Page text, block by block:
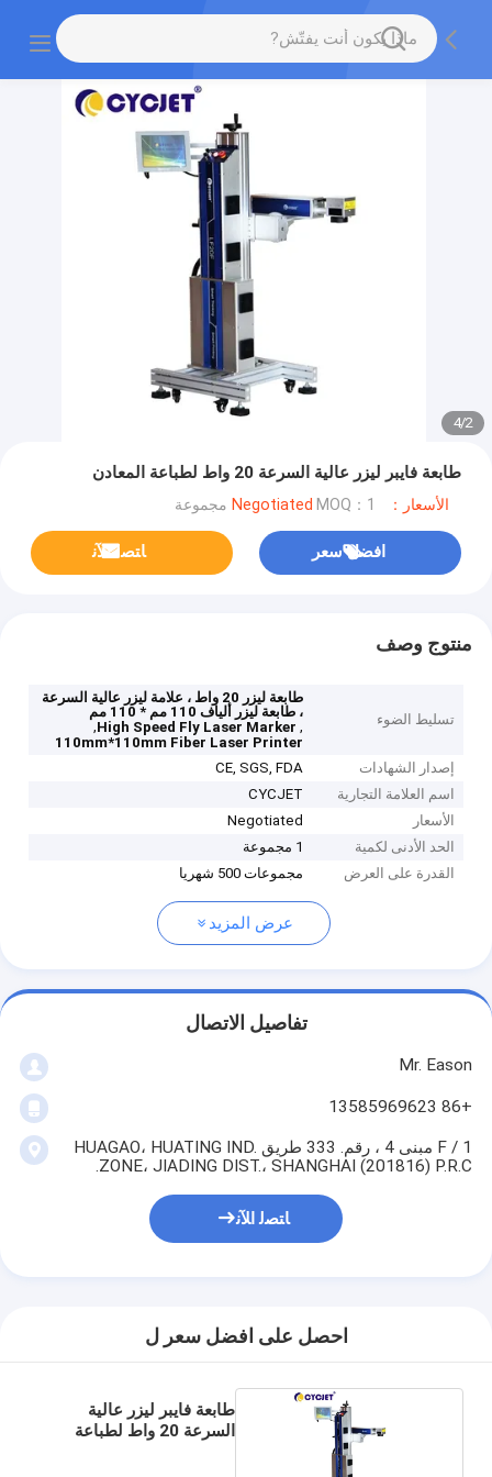
2
/
4
طابعة فايبر ليزر عالية السرعة 20 واط لطباعة المعادن
الأسعار：Negotiated MOQ：1 مجموعة
افضل سعر ﺎﺘﺼﻟ ﺍﻶﻧ
منتوج وصف
تسليط الضوء
طابعة ليزر 20 واط ، علامة ليزر عالية السرعة
، طابعة ليزر ألياف 110 مم * 110 مم
,
High Speed Fly Laser Marker
,
110mm*110mm Fiber Laser Printer
إصدار الشهادات
CE, SGS, FDA
اسم العلامة التجارية
CYCJET
الأسعار
Negotiated
الحد الأدنى لكمية
1 مجموعة
القدرة على العرض
مجموعات 500 شهريا
عرض المزيد
تفاصيل الاتصال
Mr. Eason
+86 13585969623
1 / F مبنى 4 ، رقم. 333 طريق HUAGAO، HUATING IND.
ZONE، JIADING DIST.، SHANGHAI (201816) P.R.C.
ﺎﺘﺼﻟ ﺍﻶﻧ
احصل على افضل سعر ل
طابعة فايبر ليزر عالية
السرعة 20 واط لطباعة